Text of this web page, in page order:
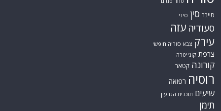
סחר סמים
סייבר סין סיני
סעודיה עזה
עירק צבא סוריה חופשי
צרפת קונייטרה
קורונה קטאר
רוסיה רפואה
שיעים תוכנית הגרעין
תימן